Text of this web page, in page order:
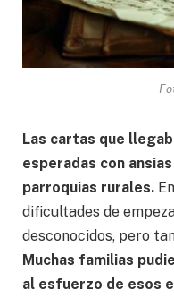
Las cartas que
esperadas con
parroquias rurales.
dificultades de
desconocidos, pero
Muchas familias
al esfuerzo de esos